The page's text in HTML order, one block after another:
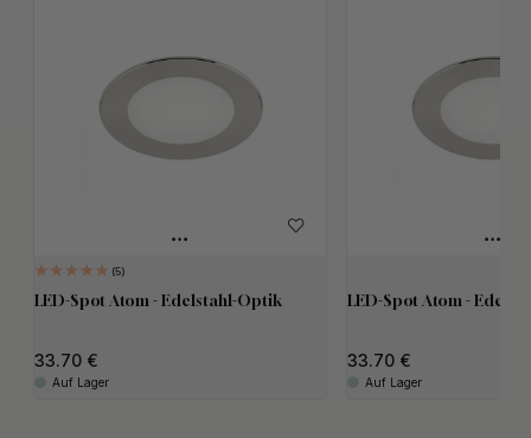
5
LED-Spot Atom - Edelstahl-Optik
33.70
Auf Lager
LED-Spot Atom -
33.70
Auf Lager